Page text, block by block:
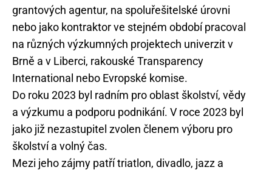
grantových agentur, na spoluřešitelské úrovni
nebo jako kontraktor ve stejném období pracoval
na různých výzkumných projektech univerzit v
Brně a v Liberci, rakouské Transparency
International nebo Evropské komise.
Do roku 2023 byl radním pro oblast školství, vědy
a výzkumu a podporu podnikání. V roce 2023 byl
jako již nezastupitel zvolen členem výboru pro
školství a volný čas.
Mezi jeho zájmy patří triatlon, divadlo, jazz a